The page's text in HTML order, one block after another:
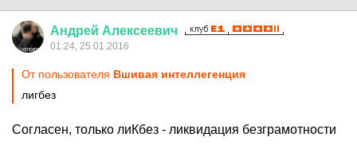
Андрей Алексеевич
01:24, 25.01.2016
От пользователя Вшивая интеллегенция
лигбез
Согласен, только лиКбез - ликвидация безграмотности